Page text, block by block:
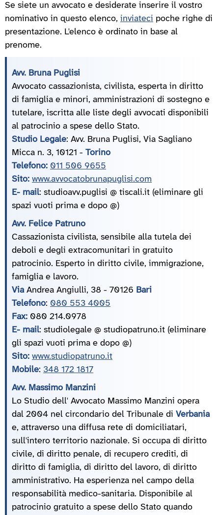
Se siete un avvocato e desiderate inserire il vostro
nominativo in questo elenco, inviateci poche righe di
presentazione. L'elenco è ordinato in base al
prenome.
Avv. Bruna Puglisi
Avvocato cassazionista, civilista, esperta in diritto
di famiglia e minori, amministrazioni di sostegno e
tutelare, iscritta alle liste degli avvocati disponibili
al patrocinio a spese dello Stato.
Studio Legale: Avv. Bruna Puglisi, Via Sagliano
Micca n. 3, 10121 - Torino
Telefono: 011 506 9655
Sito: www.avvocatobrunapuglisi.com
E- mail: studioavv.puglisi @ tiscali.it (eliminare gli
spazi vuoti prima e dopo @)
Avv. Felice Patruno
Cassazionista civilista, sensibile alla tutela dei
deboli e degli extracomunitari in gratuito
patrocinio. Esperto in diritto civile, immigrazione,
famiglia e lavoro.
ViaAndrea Angiulli, 38 - 70126 Bari
Telefono: 080 553 4005
Fax: 080 214.0978
E- mail: studiolegale @ studiopatruno.it (eliminare
gli spazi vuoti prima e dopo @)
Sito: www.studiopatruno.it
Mobile: 348 172 1817
Avv. Massimo Manzini
Lo Studio dell' Avvocato Massimo Manzini opera
dal 2004 nel circondario del Tribunale di Verbania
e, attraverso una diffusa rete di domiciliatari,
sull'intero territorio nazionale. Si occupa di diritto
civile, di diritto penale, di recupero crediti, di
diritto di famiglia, di diritto del lavoro, di diritto
amministrativo. Ha esperienza nel campo della
responsabilità medico-sanitaria. Disponibile al
patrocinio gratuito a spese dello Stato quando